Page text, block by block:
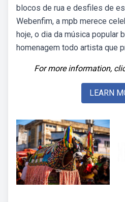
blocos de rua e desfiles de
Webenfim, a mpb merece
hoje, o dia da música popular
homenagem todo artista que
For more information,
LEARN